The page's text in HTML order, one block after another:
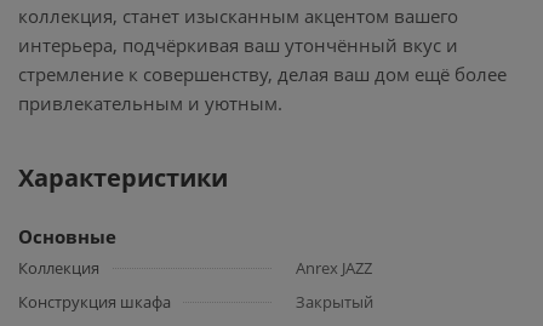
коллекция, станет изысканным акцентом вашего
интерьера, подчёркивая ваш утончённый вкус и
стремление к совершенству, делая ваш дом ещё более
привлекательным и уютным.
Характеристики
Основные
Коллекция
Anrex JAZZ
Конструкция шкафа
Закрытый